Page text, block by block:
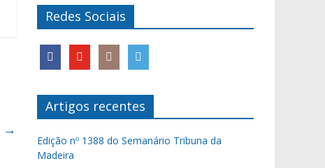
→
Redes Sociais
Artigos recentes
Edição nº 1388 do Semanário Tribuna da
Madeira